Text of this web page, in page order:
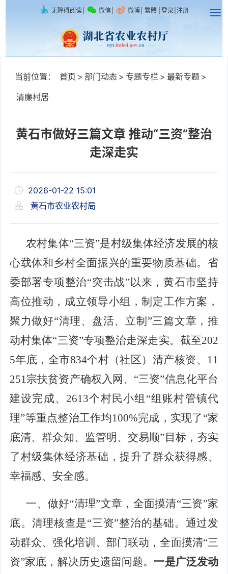
无障碍阅读 微信 微博 繁體 登录 注册
当前位置： 首页 > 部门动态 > 专题专栏 > 最新专题 >
清廉村居
黄石市做好三篇文章 推动“三资”整治
走深走实
2026-01-22 15:01
黄石市农业农村局
农村集体“三资”是村级集体经济发展的核
心载体和乡村全面振兴的重要物质基础。省
委部署专项整治“突击战”以来，黄石市坚持
高位推动，成立领导小组 ，制定工作方案，
聚力做好“清理、盘活、立制”三篇文章 ，推
动村集体“三资”专项整治走深走实。截至202
5年底 ，全市834个村 （社区） 清产核资、 11
251宗扶贫资产确权入网、 “三资”信息化平台
建设完成、 2613个村民小组“组账村管镇代
理”等重点整治工作均100%完成， 实现了 “家
底清、群众知、监管明、交易顺”目标，夯实
了村级集体经济基础，提升了群众获得感、
幸福感、安全感。
一、做好“清理”文章， 全面摸清“三资”家
底。 清理核查是“三资”整治的基础。通过发
动群众、强化培训、部门联动，全面摸清“三
资”家底，解决历史遗留问题。 一是广泛发动